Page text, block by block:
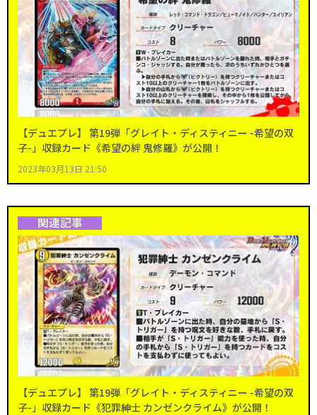
【デュエプレ】 第19弾「グレイト・ディスティニー -希望の双
子-」収録カード《希望の絆 鬼修羅》が公開！
2023年03月13日 21:50
関連記事
【デュエプレ】 第19弾「グレイト・ディスティニー -希望の双
子-」収録カード《犯罪紳士 カンゼンクライム》が公開！